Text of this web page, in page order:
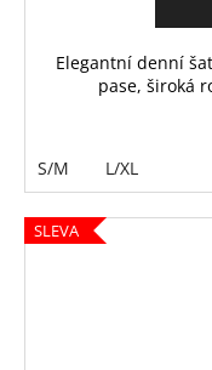
Elegantní denní
pase, široká
S/M L/XL
SLEVA